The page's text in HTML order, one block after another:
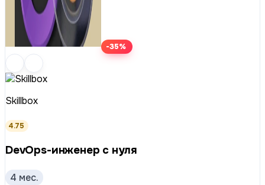
-35%
Skillbox
4.75
DevOps-инженер с нуля
4 мес.